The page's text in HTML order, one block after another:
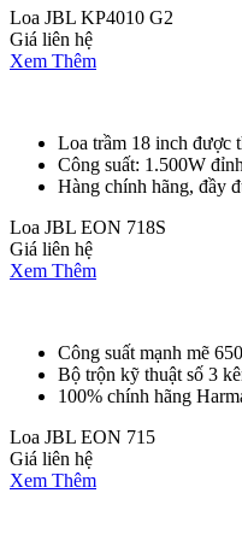
Loa JBL KP4010 G2
Giá liên hệ
Xem Thêm
Loa trầm 18 inch được
Công suất: 1.500W
Hàng chính hãng, đầy
Loa JBL EON 718S
Giá liên hệ
Xem Thêm
Công suất mạnh mẽ
Bộ trộn kỹ thuật số 3
100% chính hãng
Loa JBL EON 715
Giá liên hệ
Xem Thêm